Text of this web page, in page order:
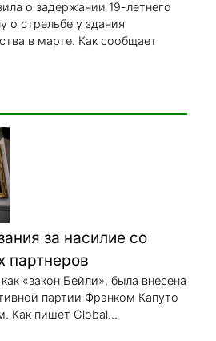
о задержании 19-летнего
о стрельбе у здания
в марте. Как сообщает
за насилие со
партнеров
«закон Бейли», была внесена
партии Фрэнком Капуто
Как пишет Global...